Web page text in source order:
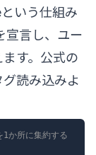
いう仕組み
宣言し、ユー
す。公式の
グ読み込みよ
所に集約する